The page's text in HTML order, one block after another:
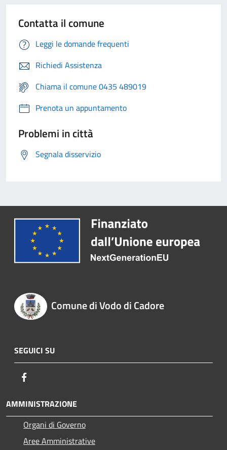
Contatta il comune
Leggi le domande frequenti
Richiedi Assistenza
Chiama il comune 0435 489019
Prenota un appuntamento
Problemi in città
Segnala disservizio
Comune di Vodo di Cadore
SEGUICI SU
AMMINISTRAZIONE
Organi di Governo
Aree Amministrative